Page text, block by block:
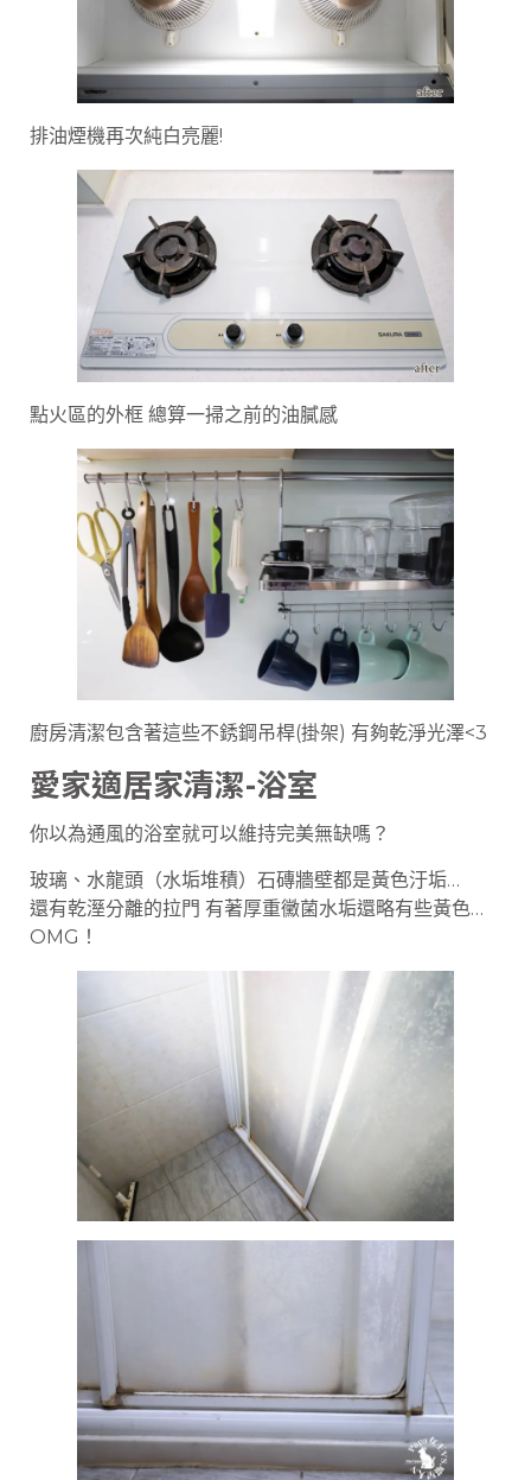
排油煙機再次純白亮麗!
點火區的外框 總算一掃之前的油膩感
廚房清潔包含著這些不銹鋼吊桿(掛架) 有夠乾淨光澤<3
愛家適居家清潔-浴室
你以為通風的浴室就可以維持完美無缺嗎？
玻璃、水龍頭（水垢堆積）石磚牆壁都是黃色汙垢…
還有乾溼分離的拉門 有著厚重黴菌水垢還略有些黃色…
OMG！